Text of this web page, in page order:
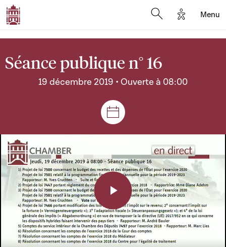
Options
Menu
Séance publique n° 16
19 décembre 2019 • Ouverte à 08:00
Séances et réunions
Play
Video